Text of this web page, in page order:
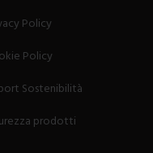
Policy
Policy
Sostenibilità
prodotti